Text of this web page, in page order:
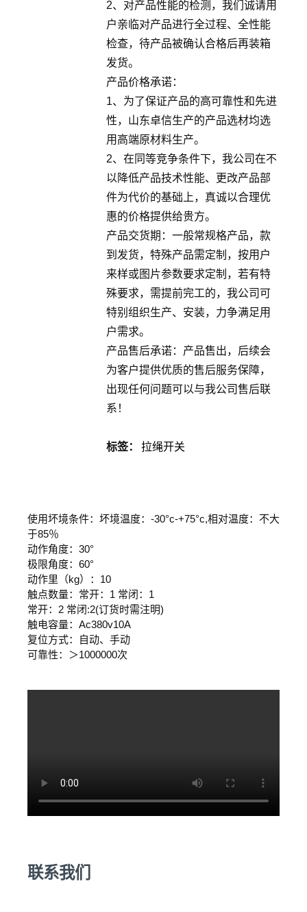
2、对产品性能的检测，我们诚请用
户亲临对产品进行全过程、全性能
检查，待产品被确认合格后再装箱
发货。
产品价格承诺：
1、为了保证产品的高可靠性和先进
性，山东卓信生产的产品选材均选
用高端原材料生产。
2、在同等竞争条件下，我公司在不
以降低产品技术性能、更改产品部
件为代价的基础上，真诚以合理优
惠的价格提供给贵方。
产品交货期：一般常规格产品，款
到发货，特殊产品需定制，按用户
来样或图片参数要求定制，若有特
殊要求，需提前完工的，我公司可
特别组织生产、安装，力争满足用
户需求。
产品售后承诺：产品售出，后续会
为客户提供优质的售后服务保障，
出现任何问题可以与我公司售后联
系！
标签： 拉绳开关
使用坏境条件：坏境温度：-30°c-+75°c,相对温度：不大
于85％
动作角度：30°
极限角度：60°
动作里（kg）：10
触点数量：常开：1 常闭：1
常开：2 常闭:2(订货时需注明)
触电容量：Ac380v10A
复位方式：自动、手动
可靠性：＞1000000次
联系我们